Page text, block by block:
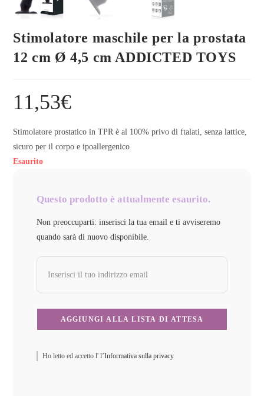
Stimolatore maschile per la prostata
12 cm Ø 4,5 cm ADDICTED TOYS
11,53€
Stimolatore prostatico in TPR è al 100% privo di ftalati, senza lattice,
sicuro per il corpo e ipoallergenico
Esaurito
Questo prodotto è attualmente esaurito.
Non preoccuparti: inserisci la tua email e ti avviseremo
quando sarà di nuovo disponibile.
Ho letto ed accetto l' l’Informativa sulla privacy